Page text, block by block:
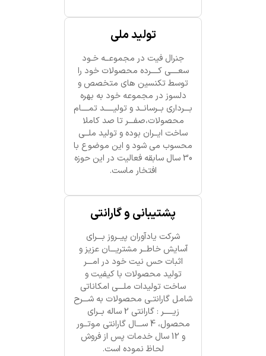
تولید ملی
جنرال فیت در مجموعــه خـود
سعــــی کــــرده محصولات خود را
توسط تکنسین های متخصص و
دلسوز در مجموعه خود به بهره
بـــرداری بــرسانــد و تولیـــــد تمــــام
محصولات،صفـــر تا صد کاملا
ساخت ایــران بوده و تولید ملــی
محسوب می شود و این موضوع با
30 سال سابقه فعالیت در این حوزه
افتخار ماست.
پشتیبانی و گارانتی
شرکت یادآوران پیــروز بـــرای
آسایش خاطــر مشتریـــان عزیز و
اثبات حس نیت خود در امـــر
تولید محصولات با کیفیت و
ساخت تولیدات ملـــی امکاناتی
شامل گارانتـی محصولات به شـــرح
زیـــــر : گارانتی 2 ساله بــرای
محصول، 4 ســـال گارانتی موتــور
و 12 سال خدمات پس از فروش
لحاظ نموده است.